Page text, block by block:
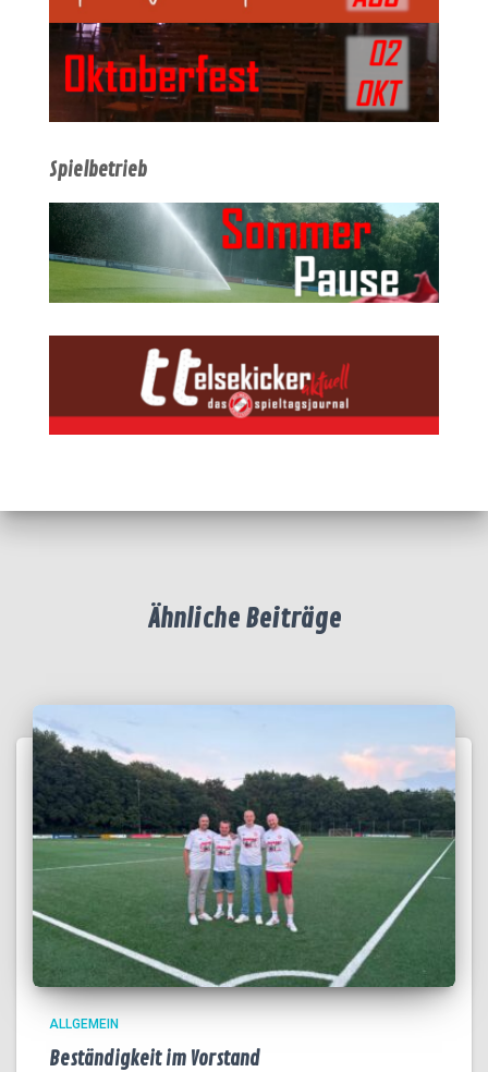
Spielbetrieb
Ähnliche Beiträge
ALLGEMEIN
Beständigkeit im Vorstand